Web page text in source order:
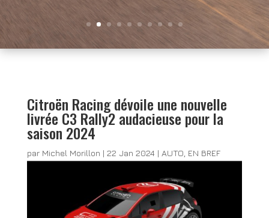
Citroën Racing dévoile une nouvelle
livrée C3 Rally2 audacieuse pour la
saison 2024
par Michel Morillon | 22 Jan 2024 | AUTO EN BREF